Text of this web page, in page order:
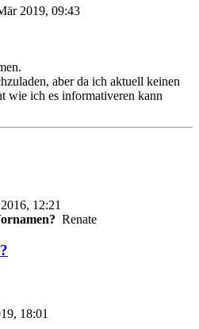
2019, 09:43
aber da ich aktuell keinen
wie ich es informativeren kann
12:21
Renate
18:01